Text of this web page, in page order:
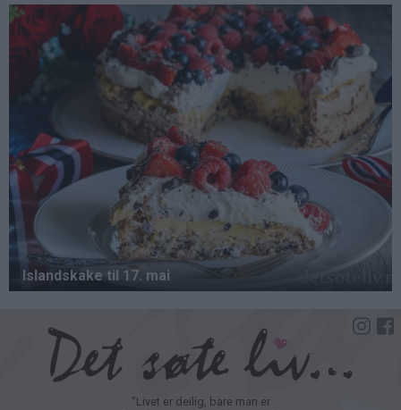
Hopp
hovedinnhold
"Livet er deilig, bare man er